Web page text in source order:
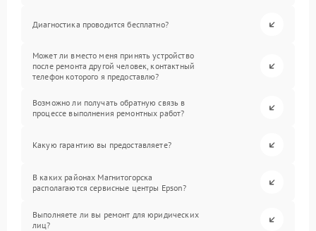
Диагностика проводится бесплатно?
Может ли вместо меня принять устройство
после ремонта другой человек, контактный
телефон которого я предоставлю?
Возможно ли получать обратную связь в
процессе выполнения ремонтных работ?
Какую гарантию вы предоставляете?
В каких районах Магнитогорска
располагаются сервисные центры Epson?
Выполняете ли вы ремонт для юридических
лиц?